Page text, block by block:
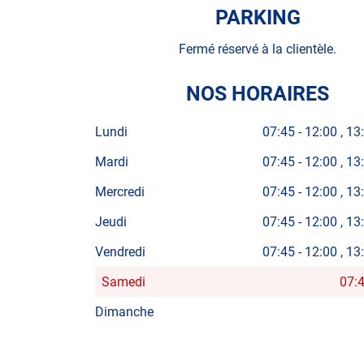
PARKING
Fermé réservé à la clientèle.
NOS HORAIRES
Lundi 07:45 - 12:00
Mardi
07:45 - 12:00
Mercredi
07:45 - 12:00
Jeudi
07:45 - 12:00
Vendredi
07:45 - 12:00
Horaires
d'ouverture
Samedi
Dimanche